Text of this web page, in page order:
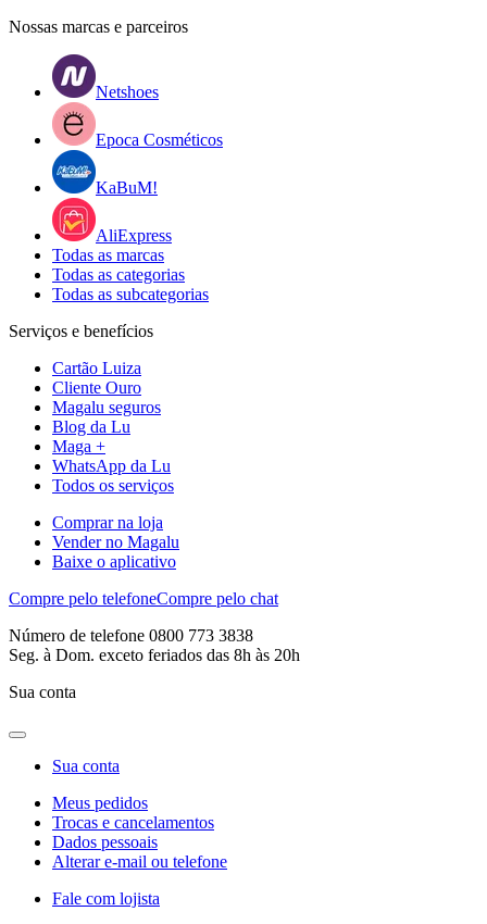
Nossas marcas e parceiros
Netshoes
Epoca Cosméticos
KaBuM!
AliExpress
Todas as marcas
Todas as categorias
Todas as subcategorias
Serviços e benefícios
Cartão Luiza
Cliente Ouro
Magalu seguros
Blog da Lu
Maga +
WhatsApp da Lu
Todos os serviços
Comprar na loja
Vender no Magalu
Baixe o aplicativo
Compre pelo telefoneCompre pelo chat
Número de telefone 0800 773 3838
Seg. à Dom. exceto feriados das 8h às 20h
Sua conta
Sua conta
Meus pedidos
Trocas e cancelamentos
Dados pessoais
Alterar e-mail ou telefone
Fale com lojista